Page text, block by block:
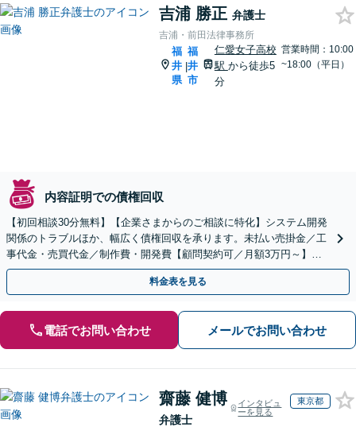
吉浦 勝正 弁護士
吉浦・前田法律事務所
福
井
県
|
福
井
市
仁愛女子高校
駅 から徒歩5
分
営業時間：10:00
~18:00（平日）
内容証明での債権回収
【初回相談30分無料】【企業さまからのご相談に特化】システム開発
関係のトラブルほか、幅広く債権回収を承ります。未払い売掛金／工
事代金・売買代金／制作費・開発費【顧問契約可／月額3万円～】
【無料駐車場あり】【当日・夜間・土日対応可（要相談）】
料金表を見る
電話でお問い合わせ メールでお問い合わせ
齋藤 健博
弁護士
インタビュ
ーを見る
東京都